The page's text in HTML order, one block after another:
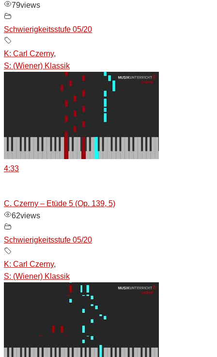
79views
Schwierigkeitsstufe 05/20
K: Carl Czerny,
S: (Wiener) Klassik
4:33
C. Czerny – Etüde 5 (Op. 139, 5)
62views
Schwierigkeitsstufe 05/20
K: Carl Czerny,
S: (Wiener) Klassik